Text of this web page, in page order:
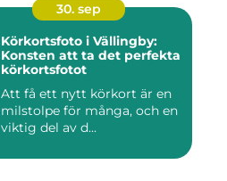
30. sep
Körkortsfoto i Vällingby:
Konsten att ta det perfekta
körkortsfotot
Att få ett nytt körkort är en
milstolpe för många, och en
viktig del av d...